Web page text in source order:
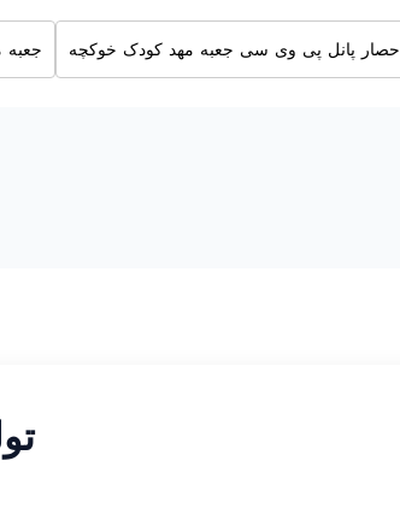
حصار پانل پی وی سی جعبه مهد کودک خوکچه جعبه